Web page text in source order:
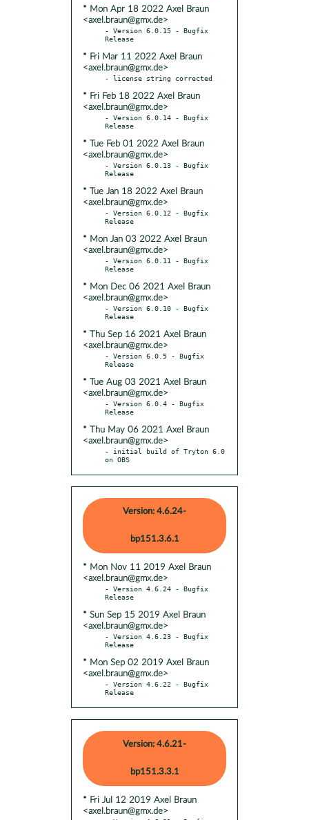
* Mon Apr 18 2022 Axel Braun
<axel.braun@gmx.de>
- Version 6.0.15 - Bugfix
* Fri Mar 11 2022 Axel Braun
<axel.braun@gmx.de>
* Fri Feb 18 2022 Axel Braun
<axel.braun@gmx.de>
- Version 6.0.14 - Bugfix
* Tue Feb 01 2022 Axel Braun
<axel.braun@gmx.de>
- Version 6.0.13 - Bugfix
* Tue Jan 18 2022 Axel Braun
<axel.braun@gmx.de>
- Version 6.0.12 - Bugfix
* Mon Jan 03 2022 Axel Braun
<axel.braun@gmx.de>
- Version 6.0.11 - Bugfix
* Mon Dec 06 2021 Axel Braun
<axel.braun@gmx.de>
- Version 6.0.10 - Bugfix
* Thu Sep 16 2021 Axel Braun
<axel.braun@gmx.de>
- Version 6.0.5 - Bugfix
* Tue Aug 03 2021 Axel Braun
<axel.braun@gmx.de>
- Version 6.0.4 - Bugfix
* Thu May 06 2021 Axel Braun
<axel.braun@gmx.de>
- initial build of Tryton 6.0
on OBS
Version: 4.6.24-
bp151.3.6.1
* Mon Nov 11 2019 Axel Braun
<axel.braun@gmx.de>
- Version 4.6.24 - Bugfix
* Sun Sep 15 2019 Axel Braun
<axel.braun@gmx.de>
- Version 4.6.23 - Bugfix
* Mon Sep 02 2019 Axel Braun
<axel.braun@gmx.de>
- Version 4.6.22 - Bugfix
Release
Version: 4.6.21-
bp151.3.3.1
* Fri Jul 12 2019 Axel Braun
<axel.braun@gmx.de>